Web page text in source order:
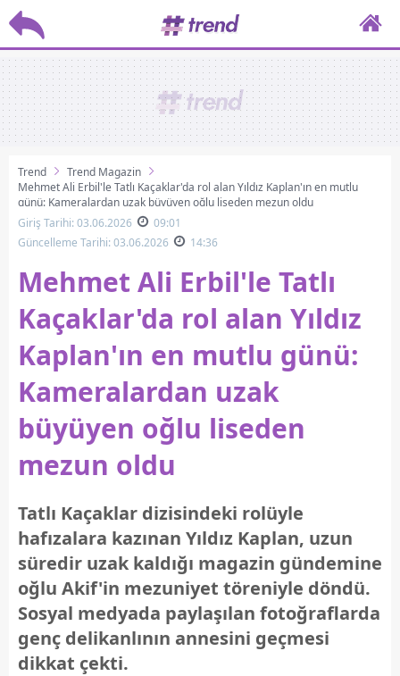
Trend
Trend Magazin
Mehmet Ali Erbil'le Tatlı Kaçaklar'da rol alan Yıldız Kaplan'ın en mutlu
günü: Kameralardan uzak büyüyen oğlu liseden mezun oldu
Giriş Tarihi: 03.06.2026
09:01
Güncelleme Tarihi: 03.06.2026
14:36
Mehmet Ali Erbil'le Tatlı
Kaçaklar'da rol alan Yıldız
Kaplan'ın en mutlu günü:
Kameralardan uzak
büyüyen oğlu liseden
mezun oldu
Tatlı Kaçaklar dizisindeki rolüyle
hafızalara kazınan Yıldız Kaplan, uzun
süredir uzak kaldığı magazin gündemine
oğlu Akif'in mezuniyet töreniyle döndü.
Sosyal medyada paylaşılan fotoğraflarda
genç delikanlının annesini geçmesi
dikkat çekti.